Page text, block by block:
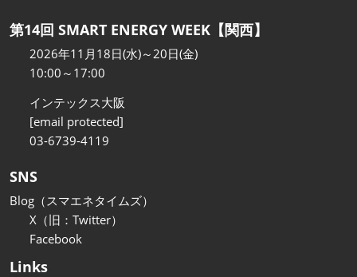
第14回 SMART ENERGY WEEK【関西】
2026年11月18日(水)～20日(金)
10:00～17:00
インテックス大阪
[email protected]
03-6739-4119
SNS
Blog（スマエネタイムズ）
X（旧：Twitter）
Facebook
Links